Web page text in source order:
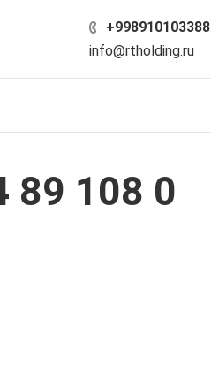
+998910103388
info@rtholding.ru
89 108 0